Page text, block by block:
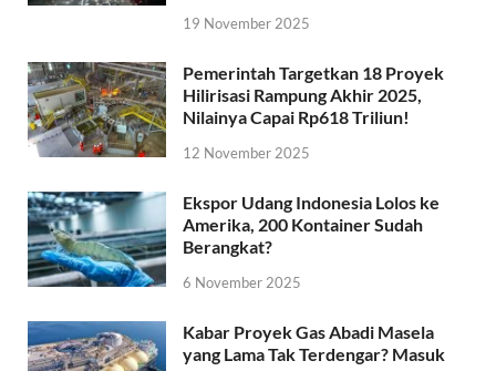
19 November 2025
Pemerintah Targetkan 18 Proyek
Hilirisasi Rampung Akhir 2025,
Nilainya Capai Rp618 Triliun!
12 November 2025
Ekspor Udang Indonesia Lolos ke
Amerika, 200 Kontainer Sudah
Berangkat?
6 November 2025
Kabar Proyek Gas Abadi Masela
yang Lama Tak Terdengar? Masuk